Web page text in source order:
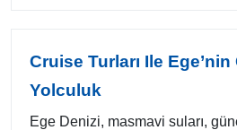
Cruise Turları Ile
Yolculuk
Ege Denizi, masmavi suları,